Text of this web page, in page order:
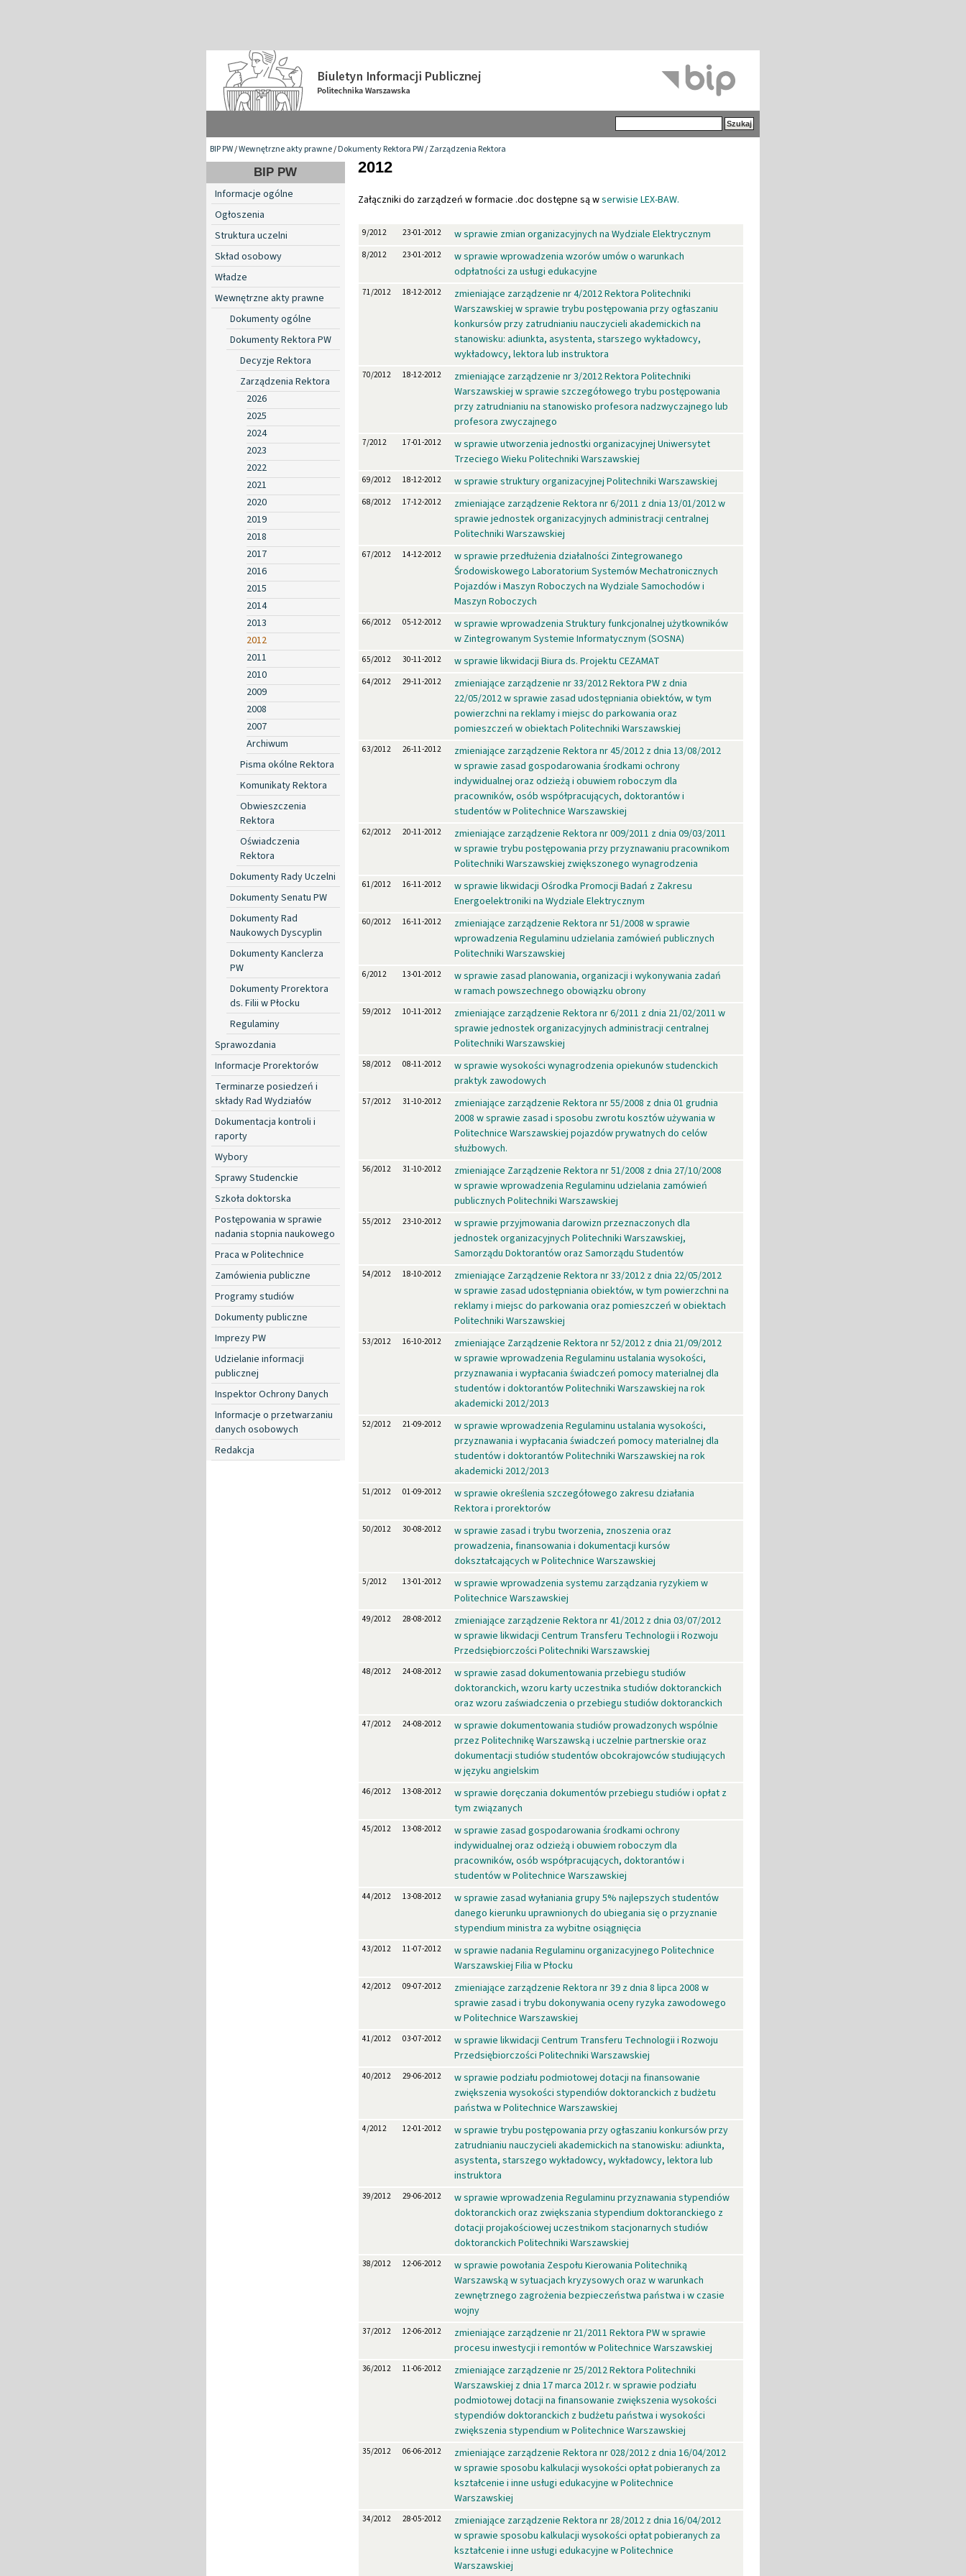
BIP PW/Wewnętrzne akty prawne/Dokumenty Rektora PW/Zarządzenia Rektora
BIP PW
Informacje ogólne
Ogłoszenia
Struktura uczelni
Skład osobowy
Władze
Wewnętrzne akty prawne
Dokumenty ogólne
Dokumenty Rektora PW
Decyzje Rektora
Zarządzenia Rektora
2026
2025
2024
2023
2022
2021
2020
2019
2018
2017
2016
2015
2014
2013
2012
2011
2010
2009
2008
2007
Archiwum
Pisma okólne Rektora
Komunikaty Rektora
Obwieszczenia
Rektora
Oświadczenia
Rektora
Dokumenty Rady Uczelni
Dokumenty Senatu PW
Dokumenty Rad
Naukowych Dyscyplin
Dokumenty Kanclerza
PW
Dokumenty Prorektora
ds. Filii w Płocku
Regulaminy
Sprawozdania
Informacje Prorektorów
Terminarze posiedzeń i
składy Rad Wydziałów
Dokumentacja kontroli i
raporty
Wybory
Sprawy Studenckie
Szkoła doktorska
Postępowania w sprawie
nadania stopnia naukowego
Praca w Politechnice
Zamówienia publiczne
Programy studiów
Dokumenty publiczne
Imprezy PW
Udzielanie informacji
publicznej
Inspektor Ochrony Danych
Informacje o przetwarzaniu
danych osobowych
Redakcja
2012
Załączniki do zarządzeń w formacie .doc dostępne są wserwisie LEX-BAW.
9/2012 23-01-2012 w sprawie zmian organizacyjnych na Wydziale Elektrycznym
8/2012 23-01-2012
w sprawie wprowadzenia wzorów umów o warunkach
odpłatności za usługi edukacyjne
71/2012 18-12-2012
zmieniające zarządzenie nr 4/2012 Rektora Politechniki
Warszawskiej w sprawie trybu postępowania przy ogłaszaniu
konkursów przy zatrudnianiu nauczycieli akademickich na
stanowisku: adiunkta, asystenta, starszego wykładowcy,
wykładowcy, lektora lub instruktora
70/2012 18-12-2012
zmieniające zarządzenie nr 3/2012 Rektora Politechniki
Warszawskiej w sprawie szczegółowego trybu postępowania
przy zatrudnianiu na stanowisko profesora nadzwyczajnego lub
profesora zwyczajnego
7/2012 17-01-2012
w sprawie utworzenia jednostki organizacyjnej Uniwersytet
Trzeciego Wieku Politechniki Warszawskiej
69/2012 18-12-2012 w sprawie struktury organizacyjnej Politechniki Warszawskiej
68/2012 17-12-2012
zmieniające zarządzenie Rektora nr 6/2011 z dnia 13/01/2012 w
sprawie jednostek organizacyjnych administracji centralnej
Politechniki Warszawskiej
67/2012 14-12-2012
w sprawie przedłużenia działalności Zintegrowanego
Środowiskowego Laboratorium Systemów Mechatronicznych
Pojazdów i Maszyn Roboczych na Wydziale Samochodów i
Maszyn Roboczych
66/2012 05-12-2012
w sprawie wprowadzenia Struktury funkcjonalnej użytkowników
w Zintegrowanym Systemie Informatycznym (SOSNA)
65/2012 30-11-2012 w sprawie likwidacji Biura ds. Projektu CEZAMAT
64/2012 29-11-2012
zmieniające zarządzenie nr 33/2012 Rektora PW z dnia
22/05/2012 w sprawie zasad udostępniania obiektów, w tym
powierzchni na reklamy i miejsc do parkowania oraz
pomieszczeń w obiektach Politechniki Warszawskiej
63/2012 26-11-2012
zmieniające zarządzenie Rektora nr 45/2012 z dnia 13/08/2012
w sprawie zasad gospodarowania środkami ochrony
indywidualnej oraz odzieżą i obuwiem roboczym dla
pracowników, osób współpracujących, doktorantów i
studentów w Politechnice Warszawskiej
62/2012 20-11-2012
zmieniające zarządzenie Rektora nr 009/2011 z dnia 09/03/2011
w sprawie trybu postępowania przy przyznawaniu pracownikom
Politechniki Warszawskiej zwiększonego wynagrodzenia
61/2012 16-11-2012
w sprawie likwidacji Ośrodka Promocji Badań z Zakresu
Energoelektroniki na Wydziale Elektrycznym
60/2012 16-11-2012
zmieniające zarządzenie Rektora nr 51/2008 w sprawie
wprowadzenia Regulaminu udzielania zamówień publicznych
Politechniki Warszawskiej
6/2012 13-01-2012
w sprawie zasad planowania, organizacji i wykonywania zadań
w ramach powszechnego obowiązku obrony
59/2012 10-11-2012
zmieniające zarządzenie Rektora nr 6/2011 z dnia 21/02/2011 w
sprawie jednostek organizacyjnych administracji centralnej
Politechniki Warszawskiej
58/2012 08-11-2012
w sprawie wysokości wynagrodzenia opiekunów studenckich
praktyk zawodowych
57/2012 31-10-2012
zmieniające zarządzenie Rektora nr 55/2008 z dnia 01 grudnia
2008 w sprawie zasad i sposobu zwrotu kosztów używania w
Politechnice Warszawskiej pojazdów prywatnych do celów
służbowych.
56/2012 31-10-2012
zmieniające Zarządzenie Rektora nr 51/2008 z dnia 27/10/2008
w sprawie wprowadzenia Regulaminu udzielania zamówień
publicznych Politechniki Warszawskiej
55/2012 23-10-2012
w sprawie przyjmowania darowizn przeznaczonych dla
jednostek organizacyjnych Politechniki Warszawskiej,
Samorządu Doktorantów oraz Samorządu Studentów
54/2012 18-10-2012
zmieniające Zarządzenie Rektora nr 33/2012 z dnia 22/05/2012
w sprawie zasad udostępniania obiektów, w tym powierzchni na
reklamy i miejsc do parkowania oraz pomieszczeń w obiektach
Politechniki Warszawskiej
53/2012 16-10-2012
zmieniające Zarządzenie Rektora nr 52/2012 z dnia 21/09/2012
w sprawie wprowadzenia Regulaminu ustalania wysokości,
przyznawania i wypłacania świadczeń pomocy materialnej dla
studentów i doktorantów Politechniki Warszawskiej na rok
akademicki 2012/2013
52/2012 21-09-2012
w sprawie wprowadzenia Regulaminu ustalania wysokości,
przyznawania i wypłacania świadczeń pomocy materialnej dla
studentów i doktorantów Politechniki Warszawskiej na rok
akademicki 2012/2013
51/2012 01-09-2012
w sprawie określenia szczegółowego zakresu działania
Rektora i prorektorów
50/2012 30-08-2012
w sprawie zasad i trybu tworzenia, znoszenia oraz
prowadzenia, finansowania i dokumentacji kursów
dokształcających w Politechnice Warszawskiej
5/2012 13-01-2012
w sprawie wprowadzenia systemu zarządzania ryzykiem w
Politechnice Warszawskiej
49/2012 28-08-2012
zmieniające zarządzenie Rektora nr 41/2012 z dnia 03/07/2012
w sprawie likwidacji Centrum Transferu Technologii i Rozwoju
Przedsiębiorczości Politechniki Warszawskiej
48/2012 24-08-2012
w sprawie zasad dokumentowania przebiegu studiów
doktoranckich, wzoru karty uczestnika studiów doktoranckich
oraz wzoru zaświadczenia o przebiegu studiów doktoranckich
47/2012 24-08-2012
w sprawie dokumentowania studiów prowadzonych wspólnie
przez Politechnikę Warszawską i uczelnie partnerskie oraz
dokumentacji studiów studentów obcokrajowców studiujących
w języku angielskim
46/2012 13-08-2012
w sprawie doręczania dokumentów przebiegu studiów i opłat z
tym związanych
45/2012 13-08-2012
w sprawie zasad gospodarowania środkami ochrony
indywidualnej oraz odzieżą i obuwiem roboczym dla
pracowników, osób współpracujących, doktorantów i
studentów w Politechnice Warszawskiej
44/2012 13-08-2012
w sprawie zasad wyłaniania grupy 5% najlepszych studentów
danego kierunku uprawnionych do ubiegania się o przyznanie
stypendium ministra za wybitne osiągnięcia
43/2012 11-07-2012
w sprawie nadania Regulaminu organizacyjnego Politechnice
Warszawskiej Filia w Płocku
42/2012 09-07-2012
zmieniające zarządzenie Rektora nr 39 z dnia 8 lipca 2008 w
sprawie zasad i trybu dokonywania oceny ryzyka zawodowego
w Politechnice Warszawskiej
41/2012 03-07-2012
w sprawie likwidacji Centrum Transferu Technologii i Rozwoju
Przedsiębiorczości Politechniki Warszawskiej
40/2012 29-06-2012
w sprawie podziału podmiotowej dotacji na finansowanie
zwiększenia wysokości stypendiów doktoranckich z budżetu
państwa w Politechnice Warszawskiej
4/2012 12-01-2012
w sprawie trybu postępowania przy ogłaszaniu konkursów przy
zatrudnianiu nauczycieli akademickich na stanowisku: adiunkta,
asystenta, starszego wykładowcy, wykładowcy, lektora lub
instruktora
39/2012 29-06-2012
w sprawie wprowadzenia Regulaminu przyznawania stypendiów
doktoranckich oraz zwiększania stypendium doktoranckiego z
dotacji projakościowej uczestnikom stacjonarnych studiów
doktoranckich Politechniki Warszawskiej
38/2012 12-06-2012
w sprawie powołania Zespołu Kierowania Politechniką
Warszawską w sytuacjach kryzysowych oraz w warunkach
zewnętrznego zagrożenia bezpieczeństwa państwa i w czasie
wojny
37/2012 12-06-2012
zmieniające zarządzenie nr 21/2011 Rektora PW w sprawie
procesu inwestycji i remontów w Politechnice Warszawskiej
36/2012 11-06-2012
zmieniające zarządzenie nr 25/2012 Rektora Politechniki
Warszawskiej z dnia 17 marca 2012 r. w sprawie podziału
podmiotowej dotacji na finansowanie zwiększenia wysokości
stypendiów doktoranckich z budżetu państwa i wysokości
zwiększenia stypendium w Politechnice Warszawskiej
35/2012 06-06-2012
zmieniające zarządzenie Rektora nr 028/2012 z dnia 16/04/2012
w sprawie sposobu kalkulacji wysokości opłat pobieranych za
kształcenie i inne usługi edukacyjne w Politechnice
Warszawskiej
34/2012 28-05-2012
zmieniające zarządzenie Rektora nr 28/2012 z dnia 16/04/2012
w sprawie sposobu kalkulacji wysokości opłat pobieranych za
kształcenie i inne usługi edukacyjne w Politechnice
Warszawskiej